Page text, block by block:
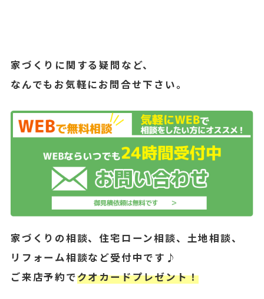
家づくりに関する疑問など、
なんでもお気軽にお問合せ下さい。
家づくりの相談、住宅ローン相談、土地相談、
リフォーム相談など受付中です♪
ご来店予約でクオカードプレゼント！